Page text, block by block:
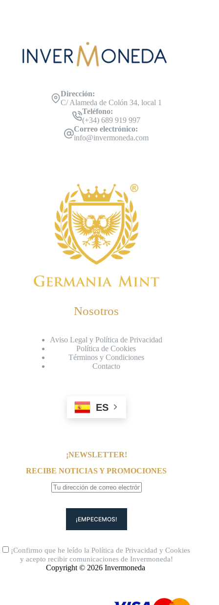
Dirección:
C/ Alameda de Colón 34, local 1
Teléfono:
(+34) 689 919 997
Correo electrónico:
info@invermoneda.com
Nosotros
Aviso Legal y Política de Privacidad
Política de Cookies
Términos y Condiciones
Contacto
ES
¡NEWSLETTER!
RECIBE NOTICIAS Y PROMOCIONES
¡Confirmo que he leído laPolítica de Privacidad yCookies
y acepto recibir comunicaciones de Invermoneda!
Copyright © 2026 Invermoneda